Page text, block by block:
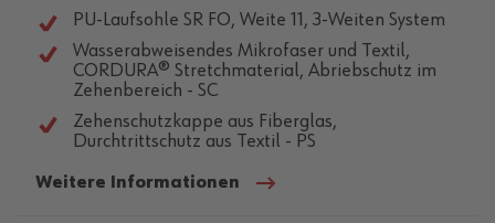
PU-Laufsohle SR FO, Weite 11, 3-Weiten System
Wasserabweisendes Mikrofaser und Textil,
CORDURA® Stretchmaterial, Abriebschutz im
Zehenbereich - SC
Zehenschutzkappe aus Fiberglas,
Durchtrittschutz aus Textil - PS
Weitere Informationen